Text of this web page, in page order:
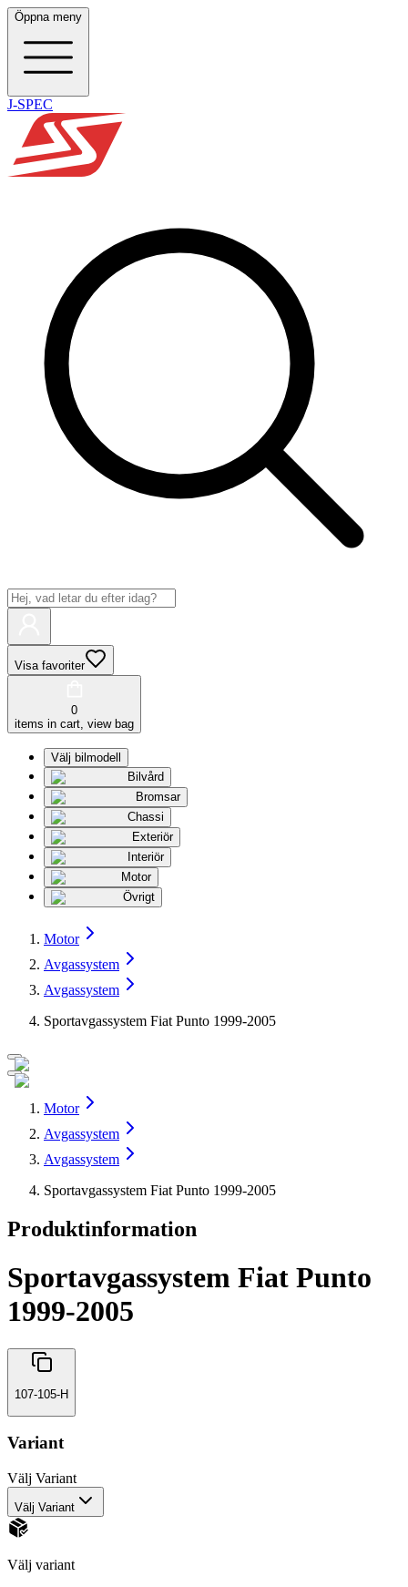
Öppna meny
J-SPEC
Visa favoriter
0
items in cart, view bag
Välj bilmodell
Bilvård
Bromsar
Chassi
Exteriör
Interiör
Motor
Övrigt
Motor
Avgassystem
Avgassystem
Sportavgassystem Fiat Punto 1999-2005
Motor
Avgassystem
Avgassystem
Sportavgassystem Fiat Punto 1999-2005
Produktinformation
Sportavgassystem Fiat Punto
1999-2005
107-105-H
Variant
Välj Variant
Välj Variant
Välj variant